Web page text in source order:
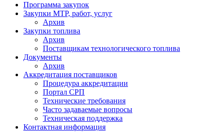
Программа закупок
Закупки МТР, работ, услуг
Архив
Закупки топлива
Архив
Поставщикам технологического топлива
Документы
Архив
Аккредитация поставщиков
Процедура аккредитации
Портал СРП
Технические требования
Часто задаваемые вопросы
Техническая поддержка
Контактная информация